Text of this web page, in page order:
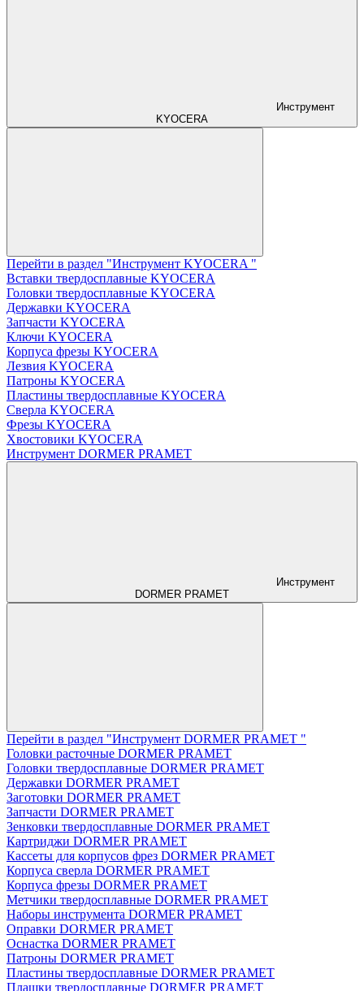
Инструмент
KYOCERA
Перейти в раздел "Инструмент KYOCERA "
Вставки твердосплавные KYOCERA
Головки твердосплавные KYOCERA
Державки KYOCERA
Запчасти KYOCERA
Ключи KYOCERA
Корпуса фрезы KYOCERA
Лезвия KYOCERA
Патроны KYOCERA
Пластины твердосплавные KYOCERA
Сверла KYOCERA
Фрезы KYOCERA
Хвостовики KYOCERA
Инструмент DORMER PRAMET
Инструмент
DORMER PRAMET
Перейти в раздел "Инструмент DORMER PRAMET "
Головки расточные DORMER PRAMET
Головки твердосплавные DORMER PRAMET
Державки DORMER PRAMET
Заготовки DORMER PRAMET
Запчасти DORMER PRAMET
Зенковки твердосплавные DORMER PRAMET
Картриджи DORMER PRAMET
Кассеты для корпусов фрез DORMER PRAMET
Корпуса сверла DORMER PRAMET
Корпуса фрезы DORMER PRAMET
Метчики твердосплавные DORMER PRAMET
Наборы инструмента DORMER PRAMET
Оправки DORMER PRAMET
Оснастка DORMER PRAMET
Патроны DORMER PRAMET
Пластины твердосплавные DORMER PRAMET
Плашки твердосплавные DORMER PRAMET